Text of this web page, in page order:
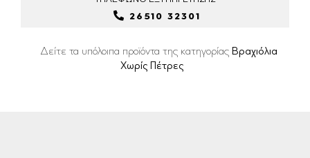
26510 32301
Δείτε τα υπόλοιπα προϊόντα της κατηγορίας Βραχιόλια
Χωρίς Πέτρες